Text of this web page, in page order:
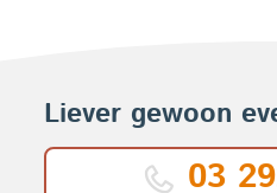
Liever gewoon
03